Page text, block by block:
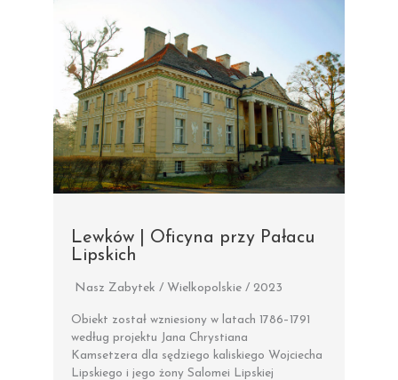
Lewków | Oficyna przy Pałacu
Lipskich
Nasz Zabytek / Wielkopolskie / 2023
Obiekt został wzniesiony w latach 1786–1791
według projektu Jana Chrystiana
Kamsetzera dla sędziego kaliskiego Wojciecha
Lipskiego i jego żony Salomei Lipskiej